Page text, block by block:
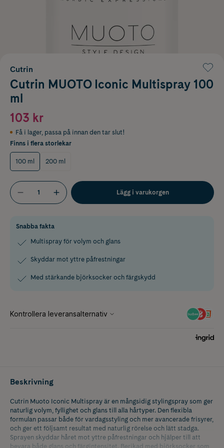
Cutrin
Cutrin MUOTO Iconic Multispray 100
ml
103 kr
Få i lager, passa på innan den tar slut!
Finns i flera storlekar
100 ml 200 ml
Lägg i varukorgen
Snabba fakta
Multispray för volym och glans
Skyddar mot yttre påfrestningar
Med stärkande björksocker och färgskydd
Beskrivning
Cutrin Muoto Iconic Multispray är en mångsidig stylingspray som ger
naturlig volym, fyllighet och glans till alla hårtyper. Den flexibla
formulan passar både för vardagsstyling och mer avancerade frisyrer,
och ger ett följsamt resultat med naturlig rörelse och lätt stadga.
Sprayen skyddar håret mot yttre påfrestningar och hjälper till att
bevara både glans och färgintensitet. Berikad med björksocker som